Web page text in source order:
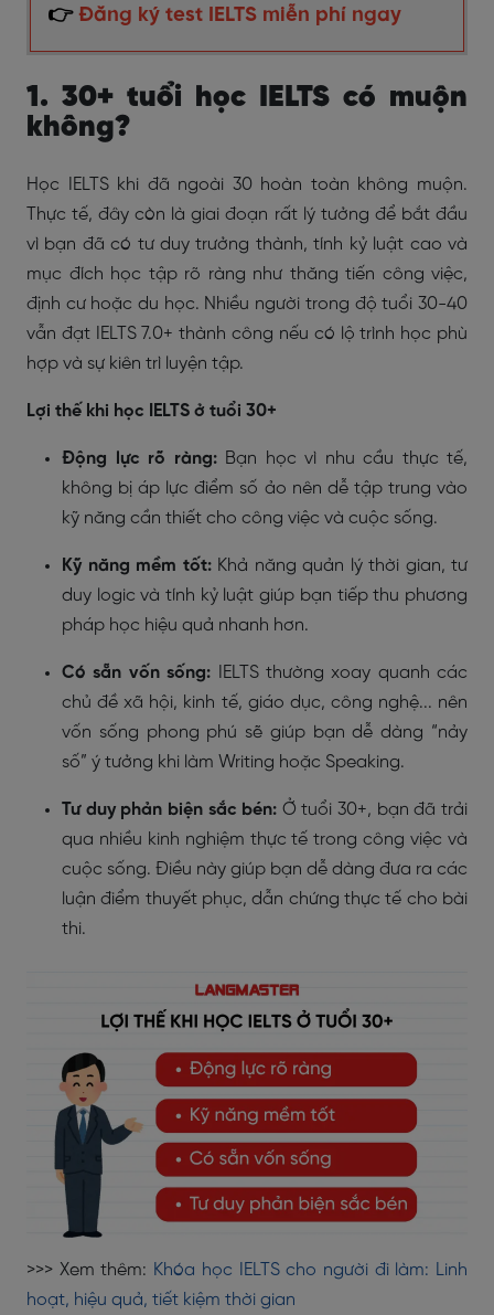
👉 Đăng ký test IELTS miễn phí ngay
1. 30+ tuổi học IELTS có muộn
không?
Học IELTS khi đã ngoài 30 hoàn toàn không muộn.
Thực tế, đây còn là giai đoạn rất lý tưởng để bắt đầu
vì bạn đã có tư duy trưởng thành, tính kỷ luật cao và
mục đích học tập rõ ràng như thăng tiến công việc,
định cư hoặc du học. Nhiều người trong độ tuổi 30-40
vẫn đạt IELTS 7.0+ thành công nếu có lộ trình học phù
hợp và sự kiên trì luyện tập.
Lợi thế khi học IELTS ở tuổi 30+
Động lực rõ ràng:Bạn học vì nhu cầu thực tế,
không bị áp lực điểm số ảo nên dễ tập trung vào
kỹ năng cần thiết cho công việc và cuộc sống.
Kỹ năng mềm tốt:Khả năng quản lý thời gian, tư
duy logic và tính kỷ luật giúp bạn tiếp thu phương
pháp học hiệu quả nhanh hơn.
Có sẵn vốn sống: IELTS thường xoay quanh các
chủ đề xã hội, kinh tế, giáo dục, công nghệ... nên
vốn sống phong phú sẽ giúp bạn dễ dàng “nảy
số” ý tưởng khi làm Writing hoặc Speaking.
Tư duy phản biện sắc bén: Ở tuổi 30+, bạn đã trải
qua nhiều kinh nghiệm thực tế trong công việc và
cuộc sống. Điều này giúp bạn dễ dàng đưa ra các
luận điểm thuyết phục, dẫn chứng thực tế cho bài
thi.
>>> Xem thêm: Khóa học IELTS cho người đi làm: Linh
hoạt, hiệu quả, tiết kiệm thời gian